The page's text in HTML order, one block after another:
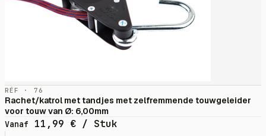
RÉF · 76
Rachet/katrol met tandjes met zelfremmende touwgeleider
voor touw van Ø: 6,00mm
Vanaf
11,99 € / Stuk